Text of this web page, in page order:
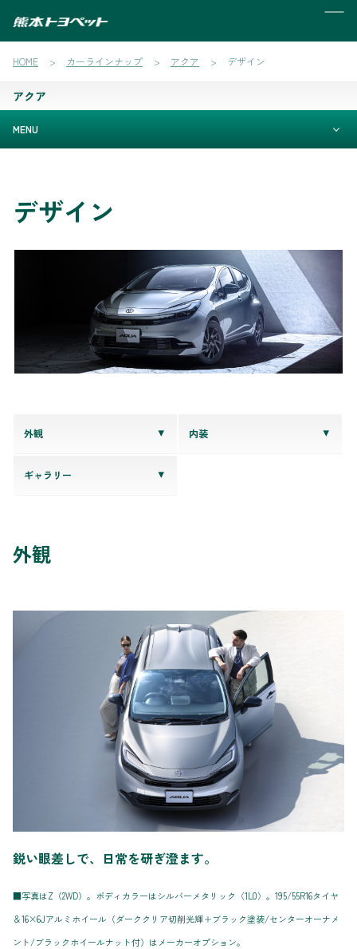
HOME カーラインナップ アクア デザイン
アクア
MENU
デザイン
外観 内装
ギャラリー
外観
鋭い眼差しで、日常を研ぎ澄ます。
■写真はZ（2WD）。ボディカラーはシルバーメタリック〈1L0〉。195/55R16タイヤ
＆16×6Jアルミホイール（ダーククリア切削光輝＋ブラック塗装/センターオーナメ
ント/ブラックホイールナット付）はメーカーオプション。